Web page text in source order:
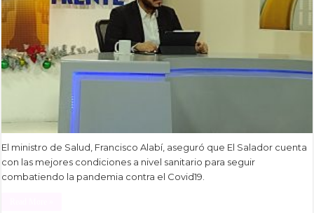
El ministro de Salud, Francisco Alabí, aseguró que El Salador cuenta
con las mejores condiciones a nivel sanitario para seguir
combatiendo la pandemia contra el Covid19.